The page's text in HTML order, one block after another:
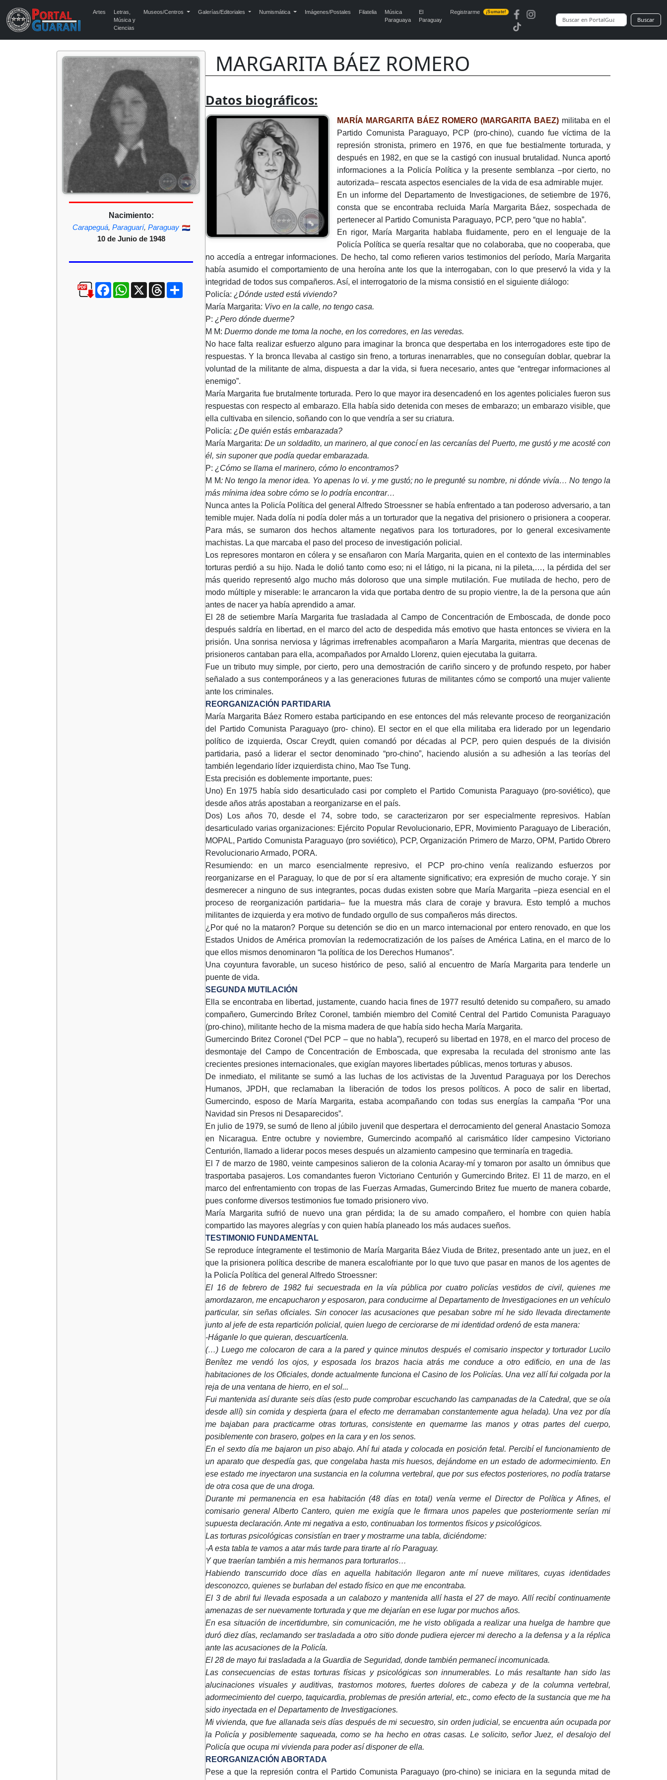
Artes
Letras,
Música y
Ciencias
Museos/Centros Galerías/Editoriales Numismática Imágenes/Postales Filatelia
Música
Paraguaya
El
Paraguay
Registrarme ¡Sumate!
Buscar
MARGARITA BÁEZ ROMERO
Nacimiento:
Carapeguá, Paraguarí, Paraguay
10 de Junio de 1948
FacebookWhatsApp
X ThreadsCompartir
Datos biográficos:
MARÍA MARGARITA BÁEZ ROMERO (MARGARITA BAEZ) militaba en el
Partido Comunista Paraguayo, PCP (pro-chino), cuando fue víctima de la
represión stronista, primero en 1976, en que fue bestialmente torturada, y
después en 1982, en que se la castigó con inusual brutalidad. Nunca aportó
informaciones a la Policía Política y la presente semblanza –por cierto, no
autorizada– rescata aspectos esenciales de la vida de esa admirable mujer.
En un informe del Departamento de Investigaciones, de setiembre de 1976,
consta que se encontraba recluida María Margarita Báez, sospechada de
pertenecer al Partido Comunista Paraguayo, PCP, pero “que no habla”.
En rigor, María Margarita hablaba fluidamente, pero en el lenguaje de la
Policía Política se quería resaltar que no colaboraba, que no cooperaba, que
no accedía a entregar informaciones. De hecho, tal como refieren varios testimonios del período, María Margarita
había asumido el comportamiento de una heroína ante los que la interrogaban, con lo que preservó la vida y la
integridad de todos sus compañeros. Así, el interrogatorio de la misma consistió en el siguiente diálogo:
Policía: ¿Dónde usted está viviendo?
María Margarita: Vivo en la calle, no tengo casa.
P: ¿Pero dónde duerme?
M M: Duermo donde me toma la noche, en los corredores, en las veredas.
No hace falta realizar esfuerzo alguno para imaginar la bronca que despertaba en los interrogadores este tipo de
respuestas. Y la bronca llevaba al castigo sin freno, a torturas inenarrables, que no conseguían doblar, quebrar la
voluntad de la militante de alma, dispuesta a dar la vida, si fuera necesario, antes que “entregar informaciones al
enemigo”.
María Margarita fue brutalmente torturada. Pero lo que mayor ira desencadenó en los agentes policiales fueron sus
respuestas con respecto al embarazo. Ella había sido detenida con meses de embarazo; un embarazo visible, que
ella cultivaba en silencio, soñando con lo que vendría a ser su criatura.
Policía: ¿De quién estás embarazada?
María Margarita: De un soldadito, un marinero, al que conocí en las cercanías del Puerto, me gustó y me acosté con
él, sin suponer que podía quedar embarazada.
P: ¿Cómo se llama el marinero, cómo lo encontramos?
M M: No tengo la menor idea. Yo apenas lo vi. y me gustó; no le pregunté su nombre, ni dónde vivía… No tengo la
más mínima idea sobre cómo se lo podría encontrar…
Nunca antes la Policía Política del general Alfredo Stroessner se había enfrentado a tan poderoso adversario, a tan
temible mujer. Nada dolía ni podía doler más a un torturador que la negativa del prisionero o prisionera a cooperar.
Para más, se sumaron dos hechos altamente negativos para los torturadores, por lo general excesivamente
machistas. La que marcaba el paso del proceso de investigación policial.
Los represores montaron en cólera y se ensañaron con María Margarita, quien en el contexto de las interminables
torturas perdió a su hijo. Nada le dolió tanto como eso; ni el látigo, ni la picana, ni la pileta,…, la pérdida del ser
más querido representó algo mucho más doloroso que una simple mutilación. Fue mutilada de hecho, pero de
modo múltiple y miserable: le arrancaron la vida que portaba dentro de su propio vientre, la de la persona que aún
antes de nacer ya había aprendido a amar.
El 28 de setiembre María Margarita fue trasladada al Campo de Concentración de Emboscada, de donde poco
después saldría en libertad, en el marco del acto de despedida más emotivo que hasta entonces se viviera en la
prisión. Una sonrisa nerviosa y lágrimas irrefrenables acompañaron a María Margarita, mientras que decenas de
prisioneros cantaban para ella, acompañados por Arnaldo Llorenz, quien ejecutaba la guitarra.
Fue un tributo muy simple, por cierto, pero una demostración de cariño sincero y de profundo respeto, por haber
señalado a sus contemporáneos y a las generaciones futuras de militantes cómo se comportó una mujer valiente
ante los criminales.
REORGANIZACIÓN PARTIDARIA
María Margarita Báez Romero estaba participando en ese entonces del más relevante proceso de reorganización
del Partido Comunista Paraguayo (pro- chino). El sector en el que ella militaba era liderado por un legendario
político de izquierda, Oscar Creydt, quien comandó por décadas al PCP, pero quien después de la división
partidaria, pasó a liderar el sector denominado “pro-chino”, haciendo alusión a su adhesión a las teorías del
también legendario líder izquierdista chino, Mao Tse Tung.
Esta precisión es doblemente importante, pues:
Uno) En 1975 había sido desarticulado casi por completo el Partido Comunista Paraguayo (pro-soviético), que
desde años atrás apostaban a reorganizarse en el país.
Dos) Los años 70, desde el 74, sobre todo, se caracterizaron por ser especialmente represivos. Habían
desarticulado varias organizaciones: Ejército Popular Revolucionario, EPR, Movimiento Paraguayo de Liberación,
MOPAL, Partido Comunista Paraguayo (pro soviético), PCP, Organización Primero de Marzo, OPM, Partido Obrero
Revolucionario Armado, PORA.
Resumiendo: en un marco esencialmente represivo, el PCP pro-chino venía realizando esfuerzos por
reorganizarse en el Paraguay, lo que de por sí era altamente significativo; era expresión de mucho coraje. Y sin
desmerecer a ninguno de sus integrantes, pocas dudas existen sobre que María Margarita –pieza esencial en el
proceso de reorganización partidaria– fue la muestra más clara de coraje y bravura. Esto templó a muchos
militantes de izquierda y era motivo de fundado orgullo de sus compañeros más directos.
¿Por qué no la mataron? Porque su detención se dio en un marco internacional por entero renovado, en que los
Estados Unidos de América promovían la redemocratización de los países de América Latina, en el marco de lo
que ellos mismos denominaron “la política de los Derechos Humanos”.
Una coyuntura favorable, un suceso histórico de peso, salió al encuentro de María Margarita para tenderle un
puente de vida.
SEGUNDA MUTILACIÓN
Ella se encontraba en libertad, justamente, cuando hacia fines de 1977 resultó detenido su compañero, su amado
compañero, Gumercindo Brítez Coronel, también miembro del Comité Central del Partido Comunista Paraguayo
(pro-chino), militante hecho de la misma madera de que había sido hecha María Margarita.
Gumercindo Britez Coronel (“Del PCP – que no habla”), recuperó su libertad en 1978, en el marco del proceso de
desmontaje del Campo de Concentración de Emboscada, que expresaba la reculada del stronismo ante las
crecientes presiones internacionales, que exigían mayores libertades públicas, menos torturas y abusos.
De inmediato, el militante se sumó a las luchas de los activistas de la Juventud Paraguaya por los Derechos
Humanos, JPDH, que reclamaban la liberación de todos los presos políticos. A poco de salir en libertad,
Gumercindo, esposo de María Margarita, estaba acompañando con todas sus energías la campaña “Por una
Navidad sin Presos ni Desaparecidos”.
En julio de 1979, se sumó de lleno al júbilo juvenil que despertara el derrocamiento del general Anastacio Somoza
en Nicaragua. Entre octubre y noviembre, Gumercindo acompañó al carismático líder campesino Victoriano
Centurión, llamado a liderar pocos meses después un alzamiento campesino que terminaría en tragedia.
El 7 de marzo de 1980, veinte campesinos salieron de la colonia Acaray-mí y tomaron por asalto un ómnibus que
trasportaba pasajeros. Los comandantes fueron Victoriano Centurión y Gumercindo Britez. El 11 de marzo, en el
marco del enfrentamiento con tropas de las Fuerzas Armadas, Gumercindo Britez fue muerto de manera cobarde,
pues conforme diversos testimonios fue tomado prisionero vivo.
María Margarita sufrió de nuevo una gran pérdida; la de su amado compañero, el hombre con quien había
compartido las mayores alegrías y con quien había planeado los más audaces sueños.
TESTIMONIO FUNDAMENTAL
Se reproduce íntegramente el testimonio de María Margarita Báez Viuda de Britez, presentado ante un juez, en el
que la prisionera política describe de manera escalofriante por lo que tuvo que pasar en manos de los agentes de
la Policía Política del general Alfredo Stroessner:
El 16 de febrero de 1982 fui secuestrada en la vía pública por cuatro policías vestidos de civil, quienes me
amordazaron, me encapucharon y esposaron, para conducirme al Departamento de Investigaciones en un vehículo
particular, sin señas oficiales. Sin conocer las acusaciones que pesaban sobre mí he sido llevada directamente
junto al jefe de esta repartición policial, quien luego de cerciorarse de mi identidad ordenó de esta manera:
-Háganle lo que quieran, descuartícenla.
(…) Luego me colocaron de cara a la pared y quince minutos después el comisario inspector y torturador Lucilo
Benítez me vendó los ojos, y esposada los brazos hacia atrás me conduce a otro edificio, en una de las
habitaciones de los Oficiales, donde actualmente funciona el Casino de los Policías. Una vez allí fui colgada por la
reja de una ventana de hierro, en el sol...
Fui mantenida así durante seis días (esto pude comprobar escuchando las campanadas de la Catedral, que se oía
desde allí) sin comida y despierta (para el efecto me derramaban constantemente agua helada). Una vez por día
me bajaban para practicarme otras torturas, consistente en quemarme las manos y otras partes del cuerpo,
posiblemente con brasero, golpes en la cara y en los senos.
En el sexto día me bajaron un piso abajo. Ahí fui atada y colocada en posición fetal. Percibí el funcionamiento de
un aparato que despedía gas, que congelaba hasta mis huesos, dejándome en un estado de adormecimiento. En
ese estado me inyectaron una sustancia en la columna vertebral, que por sus efectos posteriores, no podía tratarse
de otra cosa que de una droga.
Durante mi permanencia en esa habitación (48 días en total) venía verme el Director de Política y Afines, el
comisario general Alberto Cantero, quien me exigía que le firmara unos papeles que posteriormente serían mi
supuesta declaración. Ante mi negativa a esto, continuaban los tormentos físicos y psicológicos.
Las torturas psicológicas consistían en traer y mostrarme una tabla, diciéndome:
-A esta tabla te vamos a atar más tarde para tirarte al río Paraguay.
Y que traerían también a mis hermanos para torturarlos…
Habiendo transcurrido doce días en aquella habitación llegaron ante mí nueve militares, cuyas identidades
desconozco, quienes se burlaban del estado físico en que me encontraba.
El 3 de abril fui llevada esposada a un calabozo y mantenida allí hasta el 27 de mayo. Allí recibí continuamente
amenazas de ser nuevamente torturada y que me dejarían en ese lugar por muchos años.
En esa situación de incertidumbre, sin comunicación, me he visto obligada a realizar una huelga de hambre que
duró diez días, reclamando ser trasladada a otro sitio donde pudiera ejercer mi derecho a la defensa y a la réplica
ante las acusaciones de la Policía.
El 28 de mayo fui trasladada a la Guardia de Seguridad, donde también permanecí incomunicada.
Las consecuencias de estas torturas físicas y psicológicas son innumerables. Lo más resaltante han sido las
alucinaciones visuales y auditivas, trastornos motores, fuertes dolores de cabeza y de la columna vertebral,
adormecimiento del cuerpo, taquicardia, problemas de presión arterial, etc., como efecto de la sustancia que me ha
sido inyectada en el Departamento de Investigaciones.
Mi vivienda, que fue allanada seis días después de mi secuestro, sin orden judicial, se encuentra aún ocupada por
la Policía y posiblemente saqueada, como se ha hecho en otras casas. Le solicito, señor Juez, el desalojo del
Policía que ocupa mi vivienda para poder así disponer de ella.
REORGANIZACIÓN ABORTADA
Pese a que la represión contra el Partido Comunista Paraguayo (pro-chino) se iniciara en la segunda mitad de